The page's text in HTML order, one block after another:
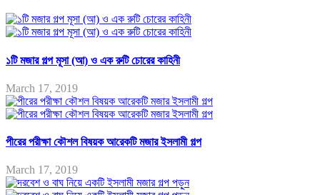
১টি মজার গল্প মূসা (আ) ও এক রুটি চোরের কাহিনী
March 17, 2019
পীরের পরীক্ষা কৌশল বিষয়ক আরেকটি মজার ইসলামী গল্প
March 17, 2019